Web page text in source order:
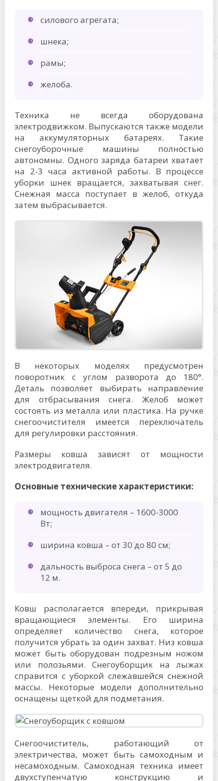
силового агрегата;
шнека;
рамы;
желоба.
Техника не всегда оборудована
электродвижком. Выпускаются также модели
на аккумуляторных батареях. Такие
снегоуборочные машины полностью
автономны. Одного заряда батареи хватает
на 2-3 часа активной работы. В процессе
уборки шнек вращается, захватывая снег.
Снежная масса поступает в желоб, откуда
затем выбрасывается.
В некоторых моделях предусмотрен
поворотник с углом разворота до 180°.
Деталь позволяет выбирать направление
для отбрасывания снега. Желоб может
состоять из металла или пластика. На ручке
снегоочистителя имеется переключатель
для регулировки расстояния.
Размеры ковша зависят от мощности
электродвигателя.
Основные технические характеристики:
мощность двигателя – 1600-3000
Вт;
ширина ковша – от 30 до 80 см;
дальность выброса снега – от 5 до
12 м.
Ковш располагается впереди, прикрывая
вращающиеся элементы. Его ширина
определяет количество снега, которое
получится убрать за один захват. Низ ковша
может быть оборудован подрезным ножом
или полозьями. Снегоуборщик на лыжах
справится с уборкой слежавшейся снежной
массы. Некоторые модели дополнительно
оснащены щеткой для подметания.
Снегоочиститель, работающий от
электричества, может быть самоходным и
несамоходным. Самоходная техника имеет
двухступенчатую конструкцию и